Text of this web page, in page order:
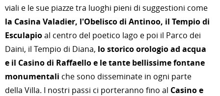
viali e le sue piazze tra luoghi pieni di suggestioni come
la Casina Valadier, l'Obelisco di Antinoo, il Tempio di
Esculapioal centro del poetico lago e poi il Parco dei
Daini, il Tempio di Diana, lo storico orologio ad acqua
e il Casino di Raffaello e le tante bellissime fontane
monumentali che sono disseminate in ogni parte
della Villa. I nostri passi ci porteranno fino al Casino e